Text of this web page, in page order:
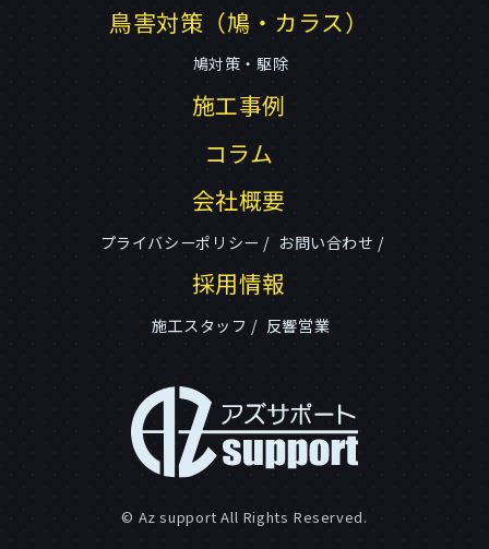
鳥害対策（鳩・カラス）
鳩対策・駆除
施工事例
コラム
会社概要
プライバシーポリシー お問い合わせ
採用情報
施工スタッフ 反響営業
© Az support All Rights Reserved.